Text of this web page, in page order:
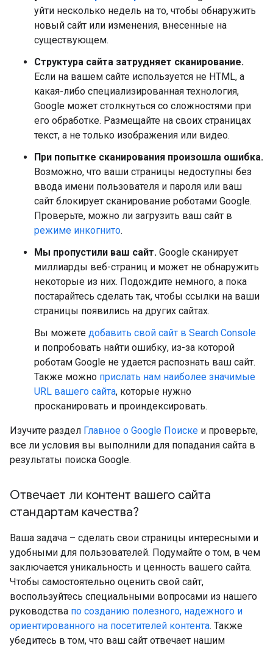
уйти несколько недель на то, чтобы обнаружить
новый сайт или изменения, внесенные на
существующем.
Структура сайта затрудняет сканирование.
Если на вашем сайте используется не HTML, а
какая-либо специализированная технология,
Google может столкнуться со сложностями при
его обработке. Размещайте на своих страницах
текст, а не только изображения или видео.
При попытке сканирования произошла ошибка.
Возможно, что ваши страницы недоступны без
ввода имени пользователя и пароля или ваш
сайт блокирует сканирование роботами Google.
Проверьте, можно ли загрузить ваш сайт в
режиме инкогнито.
Мы пропустили ваш сайт. Google сканирует
миллиарды веб-страниц и может не обнаружить
некоторые из них. Подождите немного, а пока
постарайтесь сделать так, чтобы ссылки на ваши
страницы появились на других сайтах.
Вы можете добавить свой сайт в Search Console
и попробовать найти ошибку, из-за которой
роботам Google не удается распознать ваш сайт.
Также можно прислать нам наиболее значимые
URL вашего сайта, которые нужно
просканировать и проиндексировать.
Изучите раздел Главное о Google Поиске и проверьте,
все ли условия вы выполнили для попадания сайта в
результаты поиска Google.
Отвечает ли контент вашего сайта
стандартам качества?
Ваша задача – сделать свои страницы интересными и
удобными для пользователей. Подумайте о том, в чем
заключается уникальность и ценность вашего сайта.
Чтобы самостоятельно оценить свой сайт,
воспользуйтесь специальными вопросами из нашего
руководства по созданию полезного, надежного и
ориентированного на посетителей контента. Также
убедитесь в том, что ваш сайт отвечает нашим